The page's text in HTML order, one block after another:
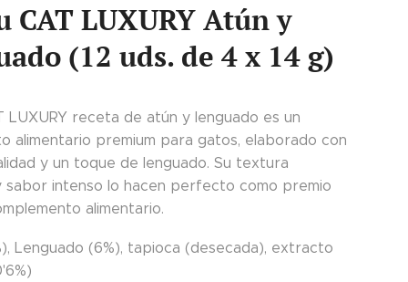
CAT LUXURY Atún y
(12 uds. de 4 x 14 g)
LUXURY receta de atún y lenguado es un
alimentario premium para gatos, elaborado con
y un toque de lenguado. Su textura
sabor intenso lo hacen perfecto como premio
alimentario.
Lenguado (6%), tapioca (desecada), extracto